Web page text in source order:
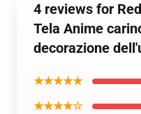
4 reviews for
Tela Anime
decorazione
★★★★★
★★★★☆